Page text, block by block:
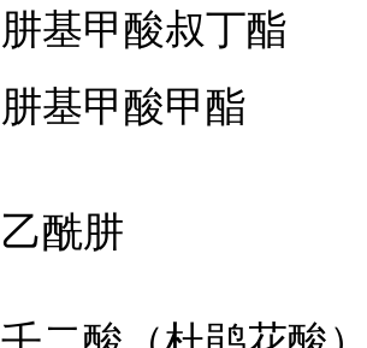
肼基甲酸叔丁酯
肼基甲酸甲酯
乙酰肼